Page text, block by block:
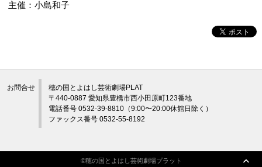
主催：小島和子
お問合せ
穂の国とよはし芸術劇場PLAT
〒440-0887 愛知県豊橋市西小田原町123番地
電話番号 0532-39-8810（9:00〜20:00休館日除く）
ファックス番号 0532-55-8192
©穂の国とよはし芸術劇場プラット©穂の国とよはし芸術劇場プラット